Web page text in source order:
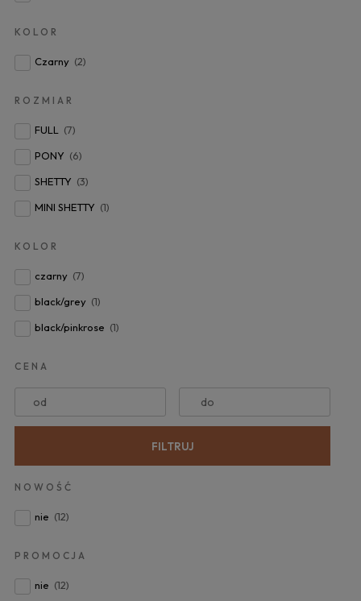
KOLOR
Czarny (2)
ROZMIAR
FULL
(7)
PONY (6)
SHETTY (3)
MINI SHETTY (1)
KOLOR
czarny (7)
black/grey (1)
black/pinkrose (1)
CENA
od do
FILTRUJ
NOWOŚĆ
nie (12)
PROMOCJA
nie (12)